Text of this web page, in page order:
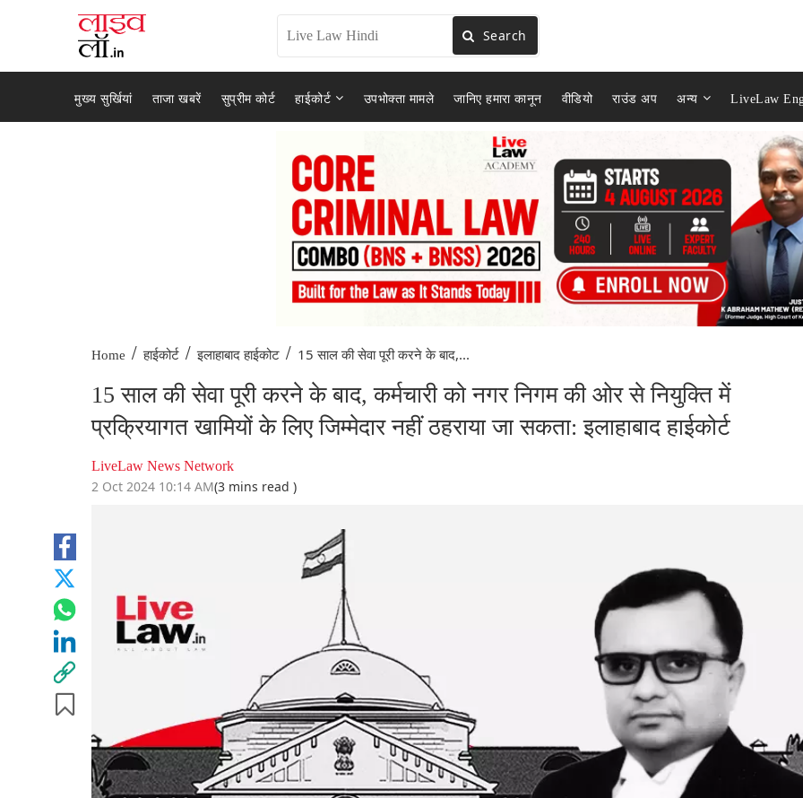
Search
मुख्य सुर्खियां ताजा खबरें सुप्रीम कोर्ट हाईकोर्ट उपभोक्ता मामले जानिए हमारा कानून वीडियो राउंड अप अन्य LiveLaw
Home / हाईकोर्ट / इलाहाबाद हाईकोट / 15 साल की सेवा पूरी करने के बाद,...
15 साल की सेवा पूरी करने के बाद, कर्मचारी को नगर निगम की ओर से नियुक्ति में
प्रक्रियागत खामियों के लिए जिम्मेदार नहीं ठहराया जा सकता: इलाहाबाद हाईकोर्ट
LiveLaw News Network
2 Oct 2024 10:14 AM(3 mins read )